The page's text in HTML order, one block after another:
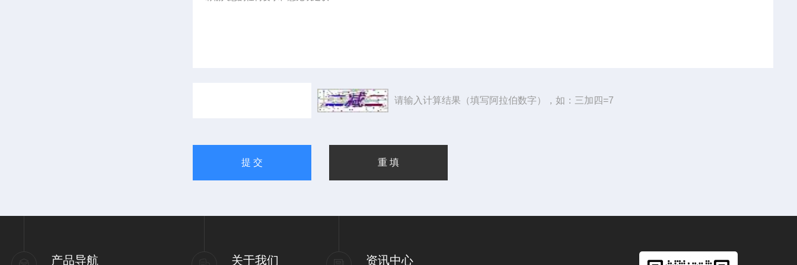
请输入计算结果（填写阿拉伯数字），如：三加四=7
产品导航 关于我们 资讯中心